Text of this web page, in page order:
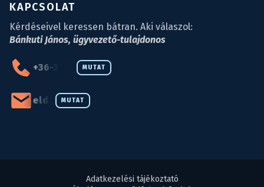
KAPCSOLAT
Kérdéseivel keressen bátran. Aki válaszol:
Bánkuti János, ügyvezető-tulajdonos
MUTAT
+36-34-590-027
MUTAT
eld@eld.hu
Adatkezelési tájékoztató